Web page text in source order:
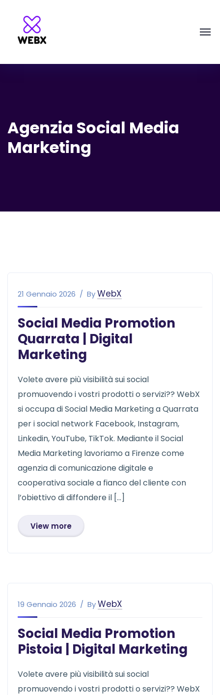
Agenzia Social Media
Marketing
21 Gennaio 2026 ByWebX
Social Media Promotion
Quarrata | Digital
Marketing
Volete avere più visibilità sui social
promuovendo i vostri prodotti o servizi?? WebX
si occupa di Social Media Marketing a Quarrata
per i social network Facebook, Instagram,
Linkedin, YouTube, TikTok. Mediante il Social
Media Marketing lavoriamo a Firenze come
agenzia di comunicazione digitale e
cooperativa sociale a fianco del cliente con
l’obiettivo di diffondere il […]
View more
19 Gennaio 2026 ByWebX
Social Media Promotion
Pistoia | Digital Marketing
Volete avere più visibilità sui social
promuovendo i vostri prodotti o servizi?? WebX